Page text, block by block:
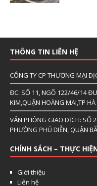
THÔNG TIN LIÊN HỆ
CÔNG TY CP THƯƠNG MẠI
ĐC: SỐ 11, NGÕ 122/46/14
KIM,QUẬN HOÀNG MAI,TP HÀ
VĂN PHÒNG GIAO DỊCH: SỐ
PHƯỜNG PHÚ DIỄN, QUẬN
CHÍNH SÁCH – THỰC
Giới thiệu
Liên hệ